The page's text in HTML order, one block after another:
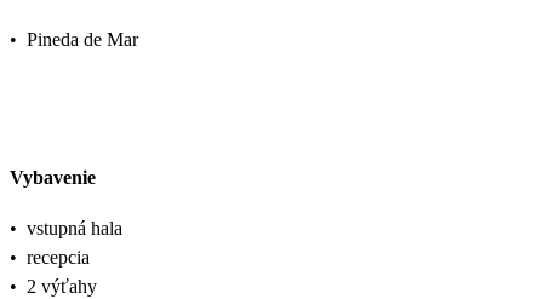
• Pineda de Mar
Vybavenie
• vstupná hala
• recepcia
• 2 výťahy